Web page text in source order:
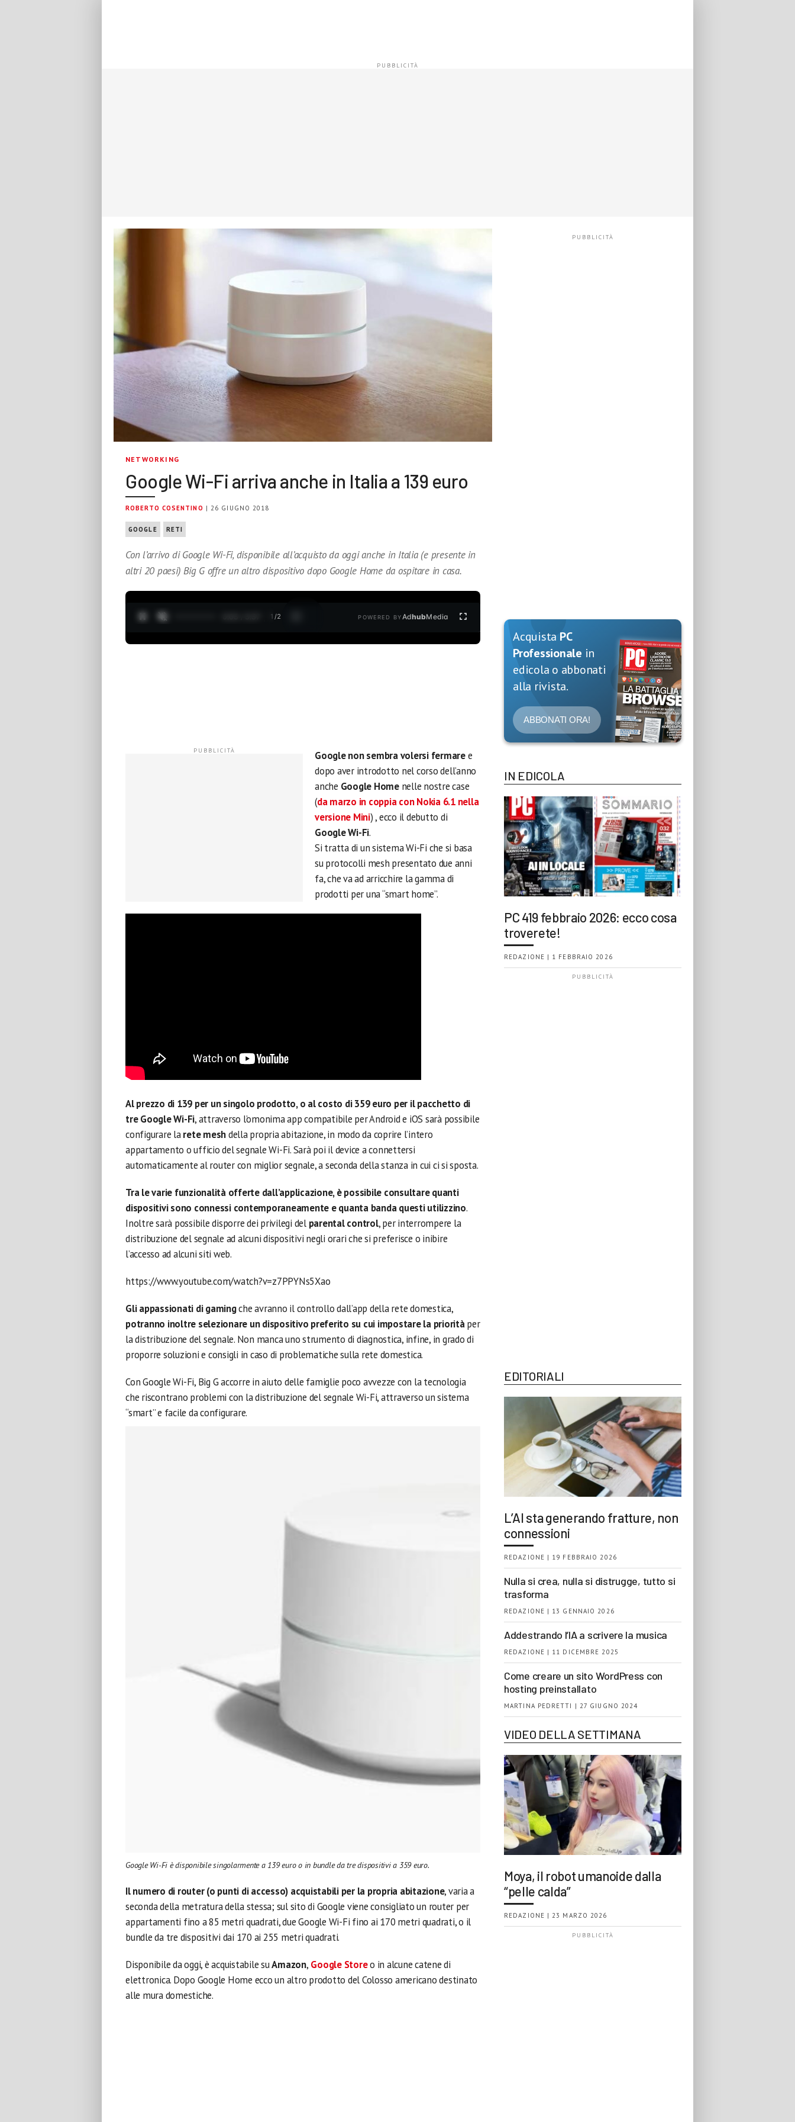
NETWORKING
Google Wi-Fi arriva anche in Italia a 139 euro
ROBERTO COSENTINO | 26 GIUGNO 2018
GOOGLE RETI
Con l’arrivo di Google Wi-Fi, disponibile all’acquisto da oggi anche in Italia (e presente in
altri 20 paesi) Big G offre un altro dispositivo dopo Google Home da ospitare in casa.
1 /2 POWERED BYAdhubMedia
Google non sembra volersi fermaree
dopo aver introdotto nel corso dell’anno
anche Google Homenelle nostre case
(da marzo in coppia con Nokia 6.1 nella
versione Mini) , ecco il debutto di
Google Wi-Fi.
Si tratta di un sistema Wi-Fi che si basa
su protocolli mesh presentato due anni
fa, che va ad arricchire la gamma di
prodotti per una “smart home”.
Al prezzo di 139 per un singolo prodotto, o al costo di 359 euro per il pacchetto di
tre Google Wi-Fi, attraverso l’omonima app compatibile per Android e iOS sarà possibile
configurare larete meshdella propria abitazione, in modo da coprire l’intero
appartamento o ufficio del segnale Wi-Fi. Sarà poi il device a connettersi
automaticamente al router con miglior segnale, a seconda della stanza in cui ci si sposta.
Tra le varie funzionalità offerte dall’applicazione, è possibile consultare quanti
dispositivi sono connessi contemporaneamente e quanta banda questi utilizzino.
Inoltre sarà possibile disporre dei privilegi del parental control, per interrompere la
distribuzione del segnale ad alcuni dispositivi negli orari che si preferisce o inibire
l’accesso ad alcuni siti web.
https://www.youtube.com/watch?v=z7PPYNs5Xao
Gli appassionati di gamingche avranno il controllo dall’app della rete domestica,
potranno inoltre selezionare un dispositivo preferito su cui impostare la prioritàper
la distribuzione del segnale. Non manca uno strumento di diagnostica, infine, in grado di
proporre soluzioni e consigli in caso di problematiche sulla rete domestica.
Con Google Wi-Fi, Big G accorre in aiuto delle famiglie poco avvezze con la tecnologia
che riscontrano problemi con la distribuzione del segnale Wi-Fi, attraverso un sistema
“smart” e facile da configurare.
Google Wi-Fi è disponibile singolarmente a 139 euro o in bundle da tre dispositivi a 359 euro.
Il numero di router (o punti di accesso) acquistabili per la propria abitazione, varia a
seconda della metratura della stessa; sul sito di Google viene consigliato un router per
appartamenti fino a 85 metri quadrati, due Google Wi-Fi fino ai 170 metri quadrati, o il
bundle da tre dispositivi dai 170 ai 255 metri quadrati.
Disponibile da oggi, è acquistabile suAmazon, Google Storeo in alcune catene di
elettronica. Dopo Google Home ecco un altro prodotto del Colosso americano destinato
alle mura domestiche.
Acquista PC
Professionale in
edicola o abbonati
alla rivista.
ABBONATI ORA!
IN EDICOLA
PC 419 febbraio 2026: ecco cosa
troverete!
REDAZIONE | 1 FEBBRAIO 2026
EDITORIALI
L’AI sta generando fratture, non
connessioni
REDAZIONE | 19 FEBBRAIO 2026
Nulla si crea, nulla si distrugge, tutto si
trasforma
REDAZIONE | 13 GENNAIO 2026
Addestrando l’IA a scrivere la musica
REDAZIONE | 11 DICEMBRE 2025
Come creare un sito WordPress con
hosting preinstallato
MARTINA PEDRETTI | 27 GIUGNO 2024
VIDEO DELLA SETTIMANA
Moya, il robot umanoide dalla
“pelle calda”
REDAZIONE | 23 MARZO 2026